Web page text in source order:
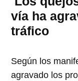
vía ha
tráfico
Según los
agravado los